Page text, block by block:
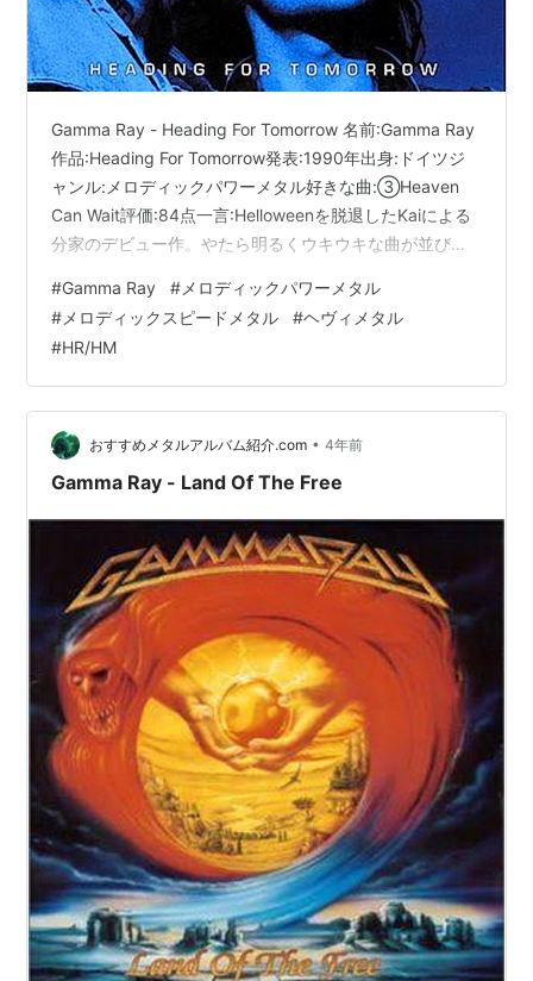
Gamma Ray - Heading For Tomorrow 名前:Gamma Ray
作品:Heading For Tomorrow発表:1990年出身:ドイツジ
ャンル:メロディックパワーメタル好きな曲:③Heaven
Can Wait評価:84点一言:Helloweenを脱退したKaiによる
分家のデビュー作。やたら明るくウキウキな曲が並び、
https://t.co/telDqEp9PU — おすすめメタルアルバム紹
介するマン (@OsusuMetalMan) 2022年10月25日
#Gamma Ray # メロディックパワーメタル
# メロディックスピードメタル #ヘヴィメタル
#HR/HM
おすすめメタルアルバム紹介.com • 4年前
Gamma Ray - Land Of The Free